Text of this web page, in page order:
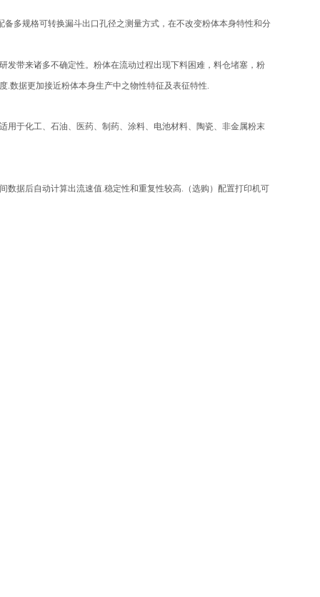
备多规格可转换漏斗出口孔径之测量方式，在不改变粉体本身特性和分
发带来诸多不确定性。粉体在流动过程出现下料困难，料仓堵塞，粉
.数据更加接近粉体本身生产中之物性特征及表征特性.
用于化工、石油、医药、制药、涂料、电池材料、陶瓷、非金属粉末
据后自动计算出流速值.稳定性和重复性较高.（选购）配置打印机可